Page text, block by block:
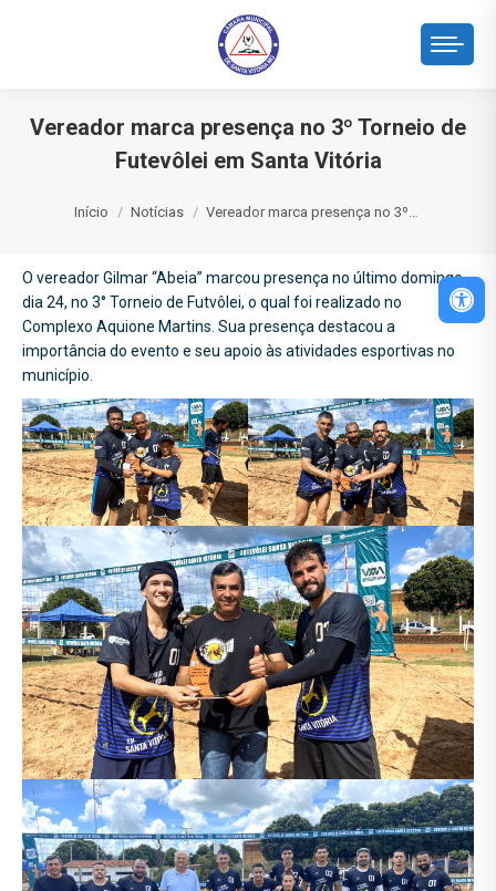
Vereador marca presença no 3º Torneio de
Futevôlei em Santa Vitória
Início Notícias Vereador marca presença no 3º…
O vereador Gilmar “Abeia” marcou presença no último domingo,
dia 24, no 3° Torneio de Futvôlei, o qual foi realizado no
Complexo Aquione Martins. Sua presença destacou a
importância do evento e seu apoio às atividades esportivas no
município.